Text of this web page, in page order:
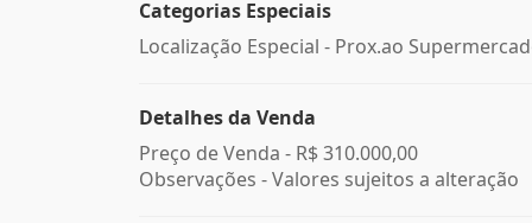
Categorias Especiais
Localização Especial - Prox.ao
Detalhes da Venda
Preço de Venda - R$ 310.000,00
Observações - Valores sujeitos a alteração